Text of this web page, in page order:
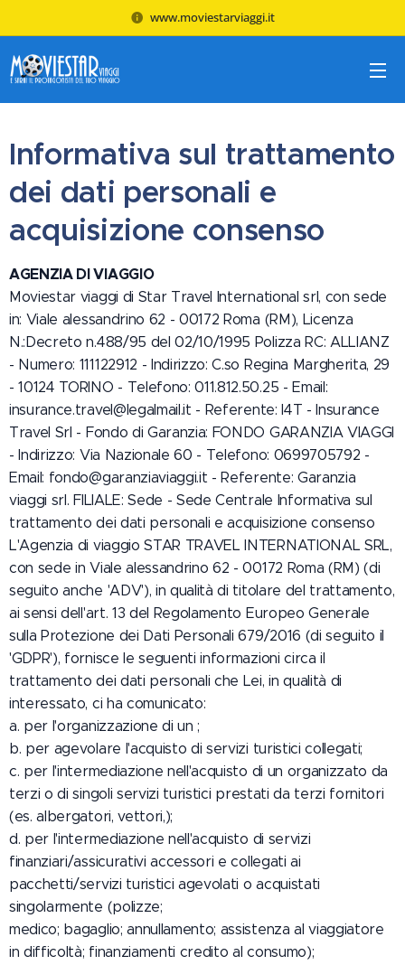
www.moviestarviaggi.it
Informativa sul trattamento
dei dati personali e
acquisizione consenso
AGENZIA DI VIAGGIO
Moviestar viaggi di Star Travel International srl, con sede
in: Viale alessandrino 62 - 00172 Roma (RM), Licenza
N.:Decreto n.488/95 del 02/10/1995 Polizza RC: ALLIANZ
- Numero: 111122912 - Indirizzo: C.so Regina Margherita, 29
- 10124 TORINO - Telefono: 011.812.50.25 - Email:
insurance.travel@legalmail.it - Referente: I4T - Insurance
Travel Srl - Fondo di Garanzia: FONDO GARANZIA VIAGGI
- Indirizzo: Via Nazionale 60 - Telefono: 0699705792 -
Email: fondo@garanziaviaggi.it - Referente: Garanzia
viaggi srl. FILIALE: Sede - Sede Centrale Informativa sul
trattamento dei dati personali e acquisizione consenso
L'Agenzia di viaggio STAR TRAVEL INTERNATIONAL SRL,
con sede in Viale alessandrino 62 - 00172 Roma (RM) (di
seguito anche 'ADV'), in qualità di titolare del trattamento,
ai sensi dell'art. 13 del Regolamento Europeo Generale
sulla Protezione dei Dati Personali 679/2016 (di seguito il
'GDPR'), fornisce le seguenti informazioni circa il
trattamento dei dati personali che Lei, in qualità di
interessato, ci ha comunicato:
a. per l'organizzazione di un ;
b. per agevolare l'acquisto di servizi turistici collegati;
c. per l'intermediazione nell'acquisto di un organizzato da
terzi o di singoli servizi turistici prestati da terzi fornitori
(es. albergatori, vettori,);
d. per l'intermediazione nell'acquisto di servizi
finanziari/assicurativi accessori e collegati ai
pacchetti/servizi turistici agevolati o acquistati
singolarmente (polizze;
medico; bagaglio; annullamento; assistenza al viaggiatore
in difficoltà; finanziamenti credito al consumo);